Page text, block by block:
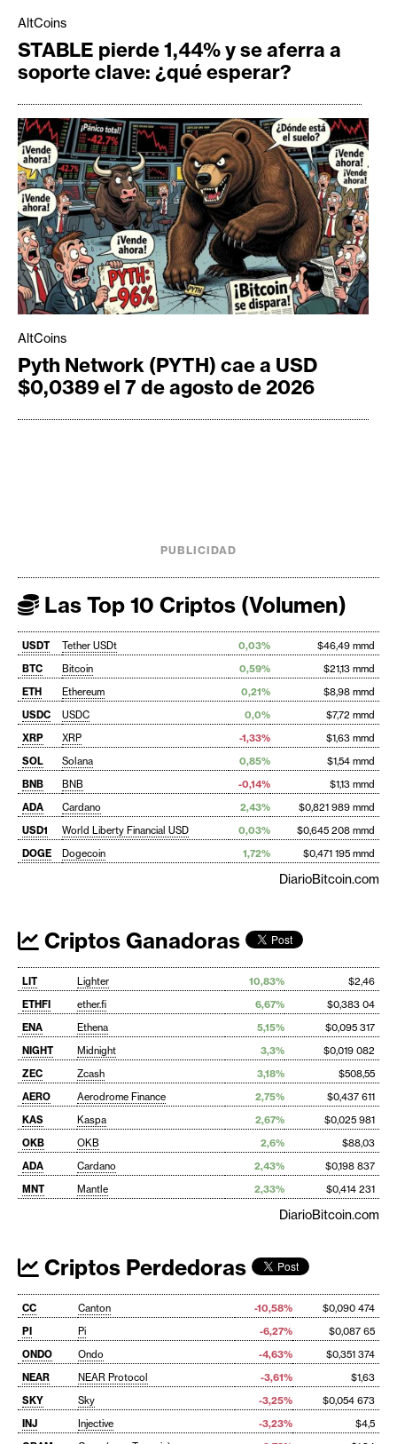
AltCoins
STABLE pierde 1,44% y se aferra a
soporte clave: ¿qué esperar?
AltCoins
Pyth Network (PYTH) cae a USD
$0,0389 el 7 de agosto de 2026
PUBLICIDAD
Las Top 10 Criptos (Volumen)
USDT Tether USDt 0,03%
$46,49 mmd
BTC
Bitcoin 0,59%
$21,13 mmd
ETH
Ethereum 0,21%
$8,98 mmd
USDC
USDC 0,0%
$7,72 mmd
XRP
XRP -1,33%
$1,63 mmd
SOL
Solana 0,85%
$1,54 mmd
BNB
BNB -0,14%
$1,13 mmd
ADA
Cardano 2,43%
$0,821 989 mmd
USD1
World Liberty Financial USD 0,03%
$0,645 208 mmd
DOGE
Dogecoin 1,72% $0,471 195 mmd
DiarioBitcoin.com
Criptos Ganadoras
LIT Lighter 10,83%
$2,46
ETHFI
ether.fi 6,67%
$0,383 04
ENA
Ethena 5,15%
$0,095 317
NIGHT
Midnight 3,3%
$0,019 082
ZEC
Zcash 3,18%
$508,55
AERO
Aerodrome Finance 2,75%
$0,437 611
KAS
Kaspa 2,67%
$0,025 981
OKB
OKB 2,6%
$88,03
ADA
Cardano 2,43%
$0,198 837
MNT
Mantle 2,33% $0,414 231
DiarioBitcoin.com
Criptos Perdedoras
CC Canton -10,58%
$0,090 474
PI
Pi -6,27%
$0,087 65
ONDO
Ondo -4,63%
$0,351 374
NEAR
NEAR Protocol -3,61%
$1,63
SKY
Sky -3,25%
$0,054 673
INJ
Injective -3,23%
$4,5